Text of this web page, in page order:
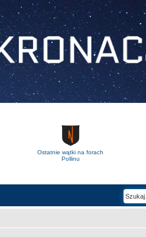
Ostatnie wątki na forach
Pollinu